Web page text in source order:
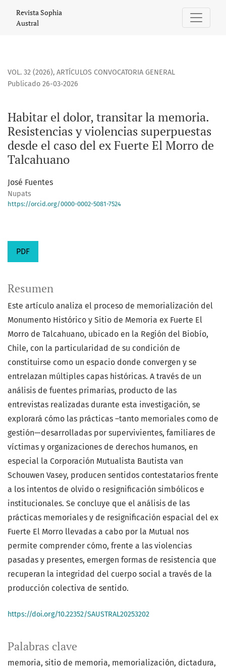
Habitar el dolor, transitar la memoria. Resistencias y
Revista Sophia
Austral
VOL. 32 (2026), ARTÍCULOS CONVOCATORIA GENERAL
Habitar el dolor, transitar la memoria.
Resistencias y violencias superpuestas
desde el caso del ex Fuerte El Morro de
Talcahuano
Publicado 26-03-2026
José Fuentes
Nupats
https://orcid.org/0000-0002-5081-7524
PDF
Palabras clave
memoria sitio de memoria memorialización dictadura
Resumen
Este artículo analiza el proceso de memorialización del
Monumento Histórico y Sitio de Memoria ex Fuerte El
Morro de Talcahuano, ubicado en la Región del Biobío,
Chile, con la particularidad de su condición de
constituirse como un espacio donde convergen y se
entrelazan múltiples capas históricas. A través de un
análisis de fuentes primarias, producto de las
entrevistas realizadas durante esta investigación, se
explorará cómo las prácticas –tanto memoriales como de
gestión—desarrolladas por supervivientes, familiares de
víctimas y organizaciones de derechos humanos, en
especial la Corporación Mutualista Bautista van
Schouwen Vasey, producen sentidos contestatarios frente
a los intentos de olvido o resignificación simbólicos e
institucionales. Se concluye que el análisis de las
prácticas memoriales y de resignificación espacial del ex
Fuerte El Morro llevadas a cabo por la Mutual nos
permite comprender cómo, frente a las violencias
pasadas y presentes, emergen formas de resistencia que
recuperan la integridad del cuerpo social a través de la
producción colectiva de sentido.
https://doi.org/10.22352/SAUSTRAL20253202